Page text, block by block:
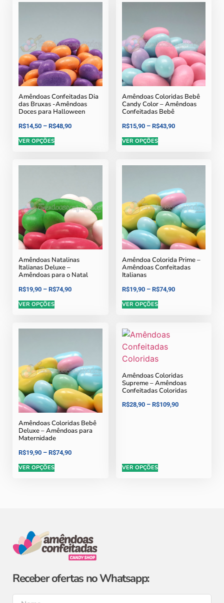
Amêndoas Confeitadas Dia
das Bruxas -Amêndoas
Doces para Halloween
R$14,50 – R$48,90
VER OPÇÕES
Amêndoas Coloridas Bebê
Candy Color – Amêndoas
Confeitadas Bebê
R$15,90 – R$43,90
VER OPÇÕES
Amêndoas Natalinas
Italianas Deluxe –
Amêndoas para o Natal
R$19,90 – R$74,90
VER OPÇÕES
Amêndoa Colorida Prime –
Amêndoas Confeitadas
Italianas
R$19,90 – R$74,90
VER OPÇÕES
Amêndoas Coloridas Bebê
Deluxe – Amêndoas para
Maternidade
R$19,90 – R$74,90
VER OPÇÕES
Amêndoas Coloridas
Supreme – Amêndoas
Confeitadas Coloridas
R$28,90 – R$109,90
VER OPÇÕES
Receber ofertas no Whatsapp: